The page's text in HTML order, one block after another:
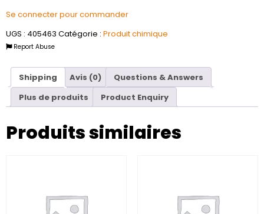
Se connecter pour commander
UGS : 405463 Catégorie : Produit chimique
Report Abuse
Shipping Avis (0)
Questions & Answers
Plus de produits
Product Enquiry
Produits similaires